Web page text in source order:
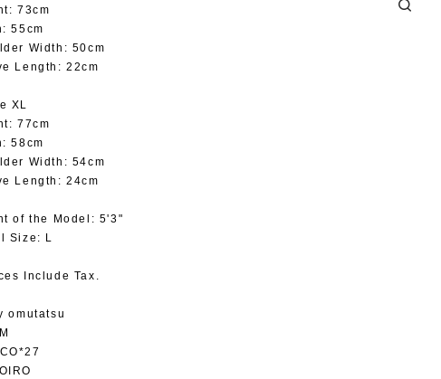
73cm
55cm
Width: 50cm
Length: 22cm
XL
77cm
58cm
Width: 54cm
Length: 24cm
of the Model: 5'3"
Size: L
Include Tax.
omutatsu